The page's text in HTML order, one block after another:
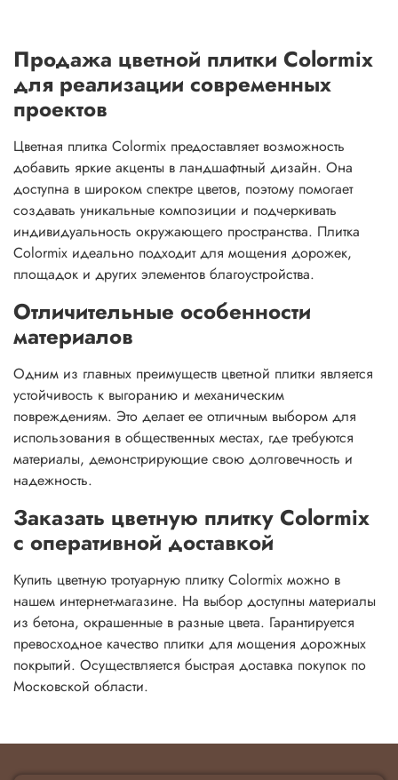
Продажа цветной плитки Colormix
для реализации современных
проектов
Цветная плитка Colormix предоставляет возможность
добавить яркие акценты в ландшафтный дизайн. Она
доступна в широком спектре цветов, поэтому помогает
создавать уникальные композиции и подчеркивать
индивидуальность окружающего пространства. Плитка
Colormix идеально подходит для мощения дорожек,
площадок и других элементов благоустройства.
Отличительные особенности
материалов
Одним из главных преимуществ цветной плитки является
устойчивость к выгоранию и механическим
повреждениям. Это делает ее отличным выбором для
использования в общественных местах, где требуются
материалы, демонстрирующие свою долговечность и
надежность.
Заказать цветную плитку Colormix
с оперативной доставкой
Купить цветную тротуарную плитку Colormix можно в
нашем интернет-магазине. На выбор доступны материалы
из бетона, окрашенные в разные цвета. Гарантируется
превосходное качество плитки для мощения дорожных
покрытий. Осуществляется быстрая доставка покупок по
Московской области.